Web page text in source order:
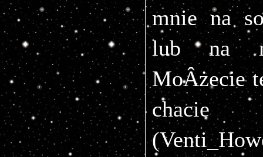
mnie na
lub na
MoÂżecie
chacie